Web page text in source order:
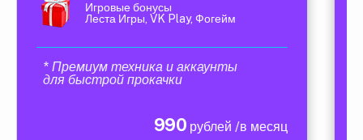
Игровые бонусы
Леста Игры, VK Play, Фогейм
* Премиум техника и аккаунты
для быстрой прокачки
990 рублей /в месяц